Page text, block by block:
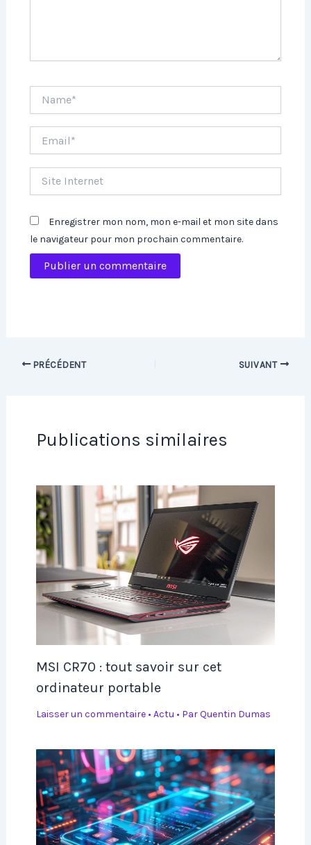
Internet
Enregistrer mon nom, mon e-mail et mon site dans
le navigateur pour mon prochain commentaire.
PRÉCÉDENT SUIVANT
Publications similaires
MSI CR70 : tout savoir sur cet
ordinateur portable
Laisser un commentaire • Actu • ParQuentin Dumas